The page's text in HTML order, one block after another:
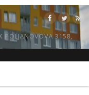
POLJANOVOVA 3158,